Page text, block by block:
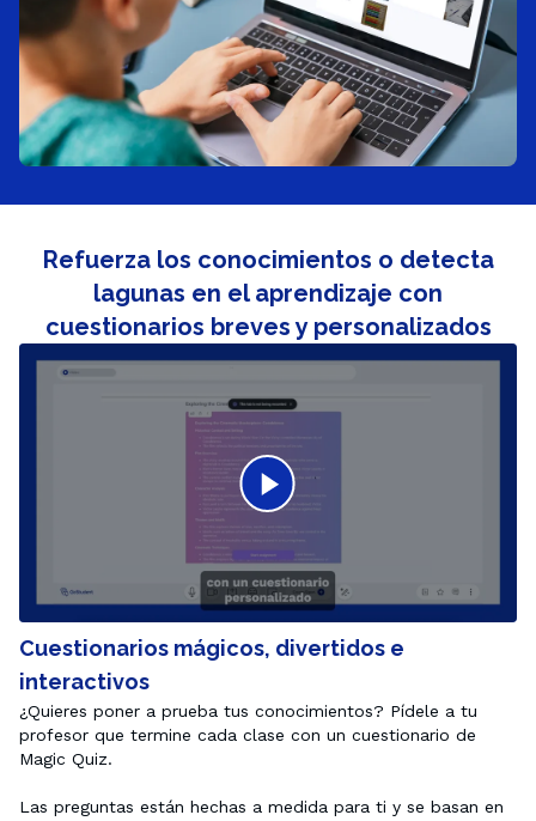
Refuerza los conocimientos o detecta
lagunas en el aprendizaje con
cuestionarios breves y personalizados
Cuestionarios mágicos, divertidos e
interactivos
¿Quieres poner a prueba tus conocimientos? Pídele a tu
profesor que termine cada clase con un cuestionario de
Magic Quiz.
Las preguntas están hechas a medida para ti y se basan en